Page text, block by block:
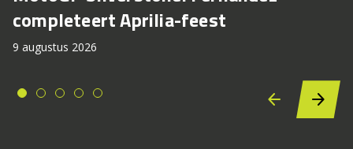
completeert Aprilia-feest
9 augustus 2026